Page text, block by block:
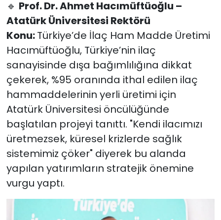
🔹 Prof. Dr. Ahmet Hacımüftüoğlu –
Atatürk Üniversitesi Rektörü
Konu:Türkiye’de İlaç Ham Madde Üretimi
Hacımüftüoğlu, Türkiye’nin ilaç
sanayisinde dışa bağımlılığına dikkat
çekerek, %95 oranında ithal edilen ilaç
hammaddelerinin yerli üretimi için
Atatürk Üniversitesi öncülüğünde
başlatılan projeyi tanıttı. "Kendi ilacımızı
üretmezsek, küresel krizlerde sağlık
sistemimiz çöker" diyerek bu alanda
yapılan yatırımların stratejik önemine
vurgu yaptı.